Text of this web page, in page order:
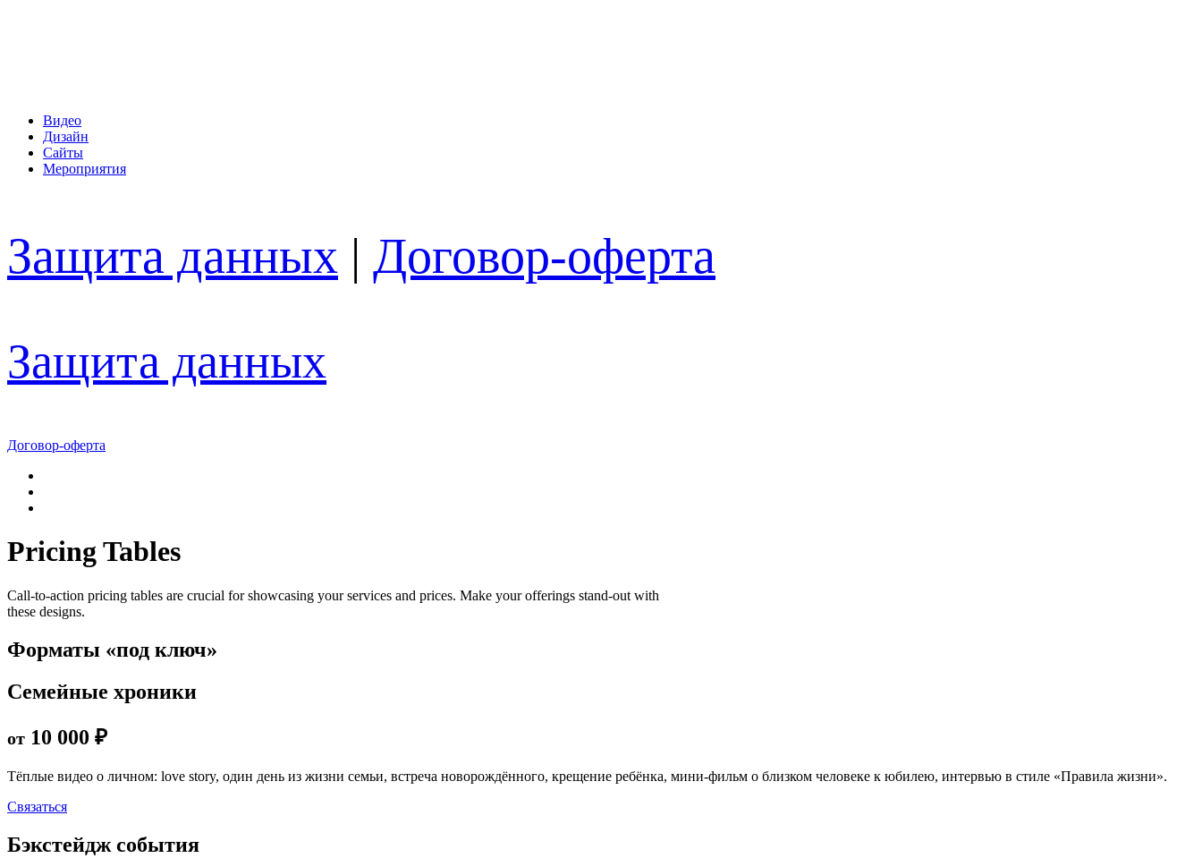
Видео
Дизайн
Сайты
Мероприятия
Защита данных | Договор-оферта
Защита данных
Договор-оферта
Pricing Tables
Call-to-action pricing tables are crucial for showcasing your services and prices. Make your offerings stand-out with
these designs.
Форматы «под ключ»
Семейные хроники
от 10 000 ₽
Тёплые видео о личном: love story, один день из жизни семьи, встреча новорождённого, крещение ребёнка, мини-фильм о близком человеке к юбилею, интервью в стиле «Правила жизни».
Связаться
Бэкстейдж события